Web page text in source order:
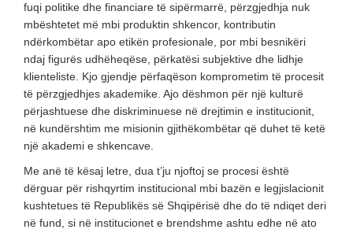
fuqi politike dhe financiare të sipërmarrë, përzgjedhja nuk
mbështetet më mbi produktin shkencor, kontributin
ndërkombëtar apo etikën profesionale, por mbi besnikëri
ndaj figurës udhëheqëse, përkatësi subjektive dhe lidhje
klienteliste. Kjo gjendje përfaqëson komprometim të procesit
të përzgjedhjes akademike. Ajo dëshmon për një kulturë
përjashtuese dhe diskriminuese në drejtimin e institucionit,
në kundërshtim me misionin gjithëkombëtar që duhet të ketë
një akademi e shkencave.
Me anë të kësaj letre, dua t’ju njoftoj se procesi është
dërguar për rishqyrtim institucional mbi bazën e legjislacionit
kushtetues të Republikës së Shqipërisë dhe do të ndiqet deri
në fund, si në institucionet e brendshme ashtu edhe në ato